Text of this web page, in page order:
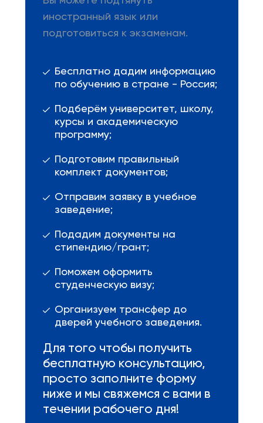
иностранный язык или
подготовиться к экзаменам.
Бесплатно дадим информацию
по обучению в стране - Россия;
Подберём университет, школу,
курсы и академическую
программу;
Подготовим правильный
комплект документов;
Отправим заявку в учебное
заведение;
Подадим документы на
стипендию/грант;
Поможем оформить
студенческую визу;
Организуем трансфер до
дверей учебного заведения.
Для того чтобы получить
бесплатную консультацию,
просто заполните форму
ниже и мы свяжемся с вами в
течении рабочего дня!